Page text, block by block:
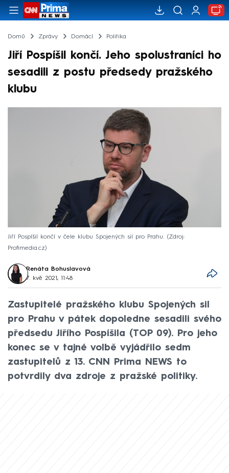
Domů Zprávy Domácí Politika
Jiří Pospíšil končí. Jeho spolustraníci ho
sesadili z postu předsedy pražského
klubu
Jiří Pospíšil končí v čele klubu Spojených sil pro Prahu.
Zdroj:
Profimedia.cz
Renáta Bohuslavová
7. kvě 2021, 11:48
Zastupitelé pražského klubu Spojených sil
pro Prahu v pátek dopoledne sesadili svého
předsedu Jiřího Pospíšila (TOP 09). Pro jeho
konec se v tajné volbě vyjádřilo sedm
zastupitelů z 13. CNN Prima NEWS to
potvrdily dva zdroje z pražské politiky.